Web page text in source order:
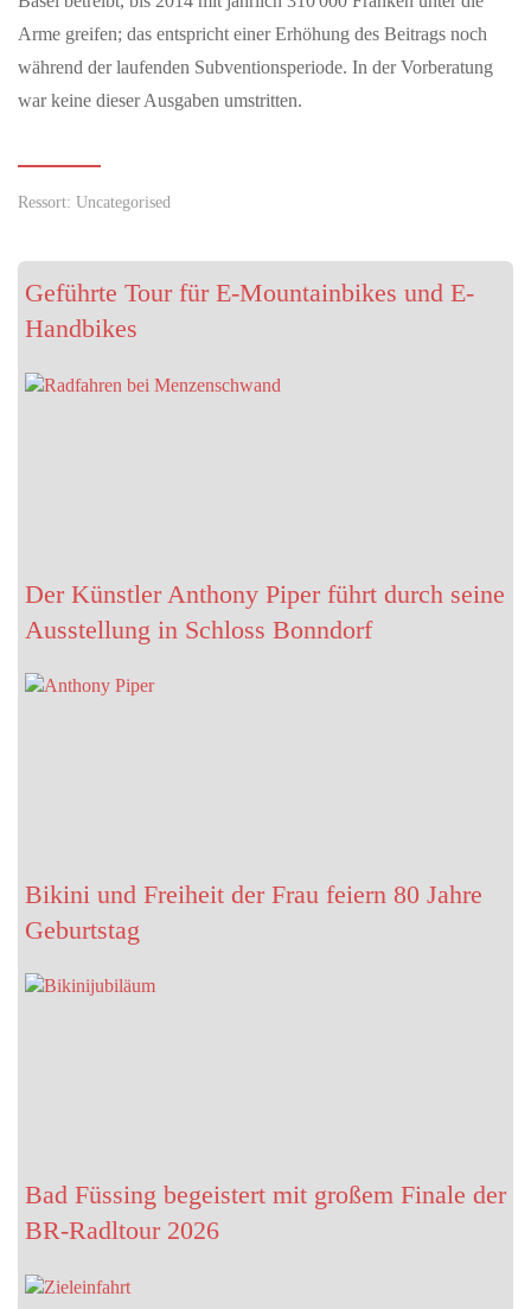
Arme greifen; das entspricht einer Erhöhung des Beitrags noch
während der laufenden Subventionsperiode. In der Vorberatung
war keine dieser Ausgaben umstritten.
Ressort: Uncategorised
Geführte Tour für E-Mountainbikes und E-
Handbikes
Der Künstler Anthony Piper führt durch seine
Ausstellung in Schloss Bonndorf
Bikini und Freiheit der Frau feiern 80 Jahre
Geburtstag
Bad Füssing begeistert mit großem Finale der
BR-Radltour 2026